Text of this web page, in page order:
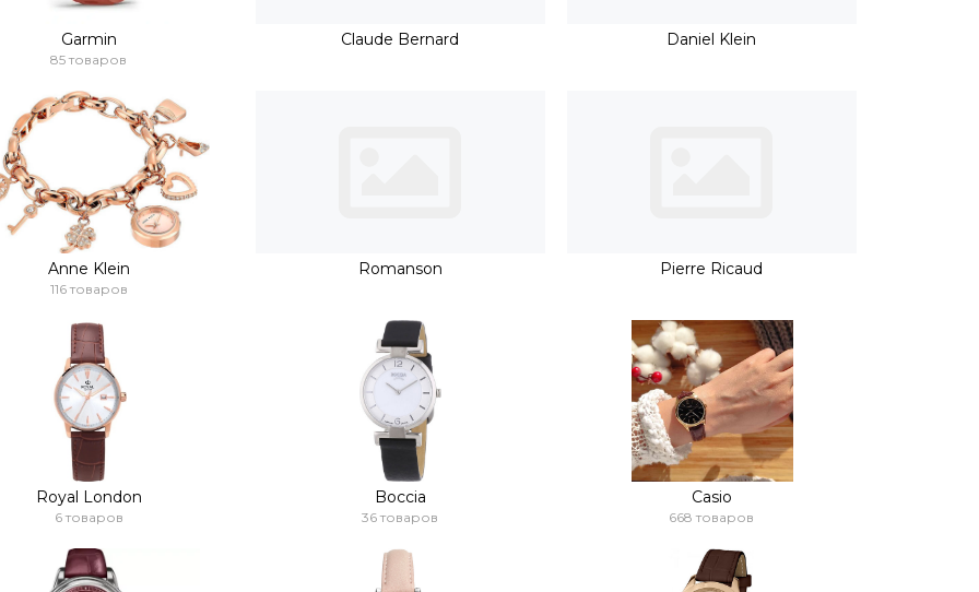
Garmin
85 товаров
Claude Bernard Daniel Klein
Anne Klein
116 товаров
Romanson Pierre Ricaud
Royal London
6 товаров
Boccia
36 товаров
Casio
668 товаров